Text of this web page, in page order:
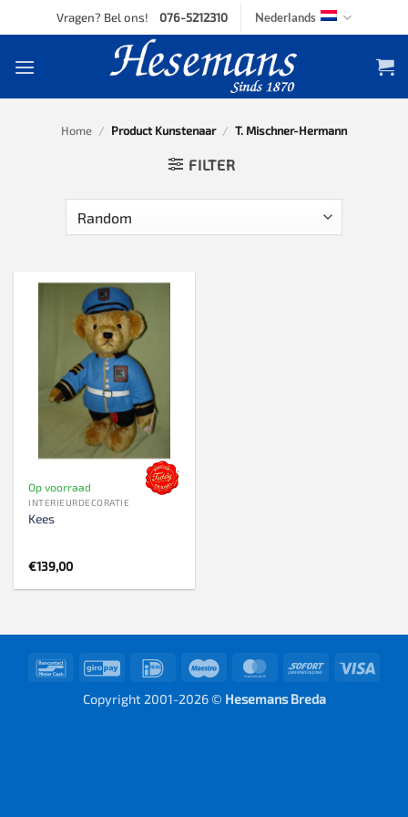
to
Vragen? Bel ons! 076-5212310 Nederlands
Home / Product Kunstenaar / T. Mischner-Hermann
FILTER
Op voorraad
INTERIEURDECORATIE
Kees
€139,00
BancontactGiroPay IDeal Maestro MasterCardSofort
Copyright 2001-2026 © Hesemans Breda